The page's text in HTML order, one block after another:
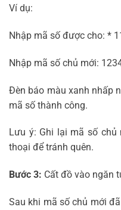
Ví dụ:
Nhập mã số được cho: *
Nhập mã số chủ mới:
Đèn báo màu xanh nhấp
mã số thành công.
Lưu ý: Ghi lại mã số
thoại để tránh quên.
Bước 3: Cất đồ vào ngăn
Sau khi mã số chủ mới